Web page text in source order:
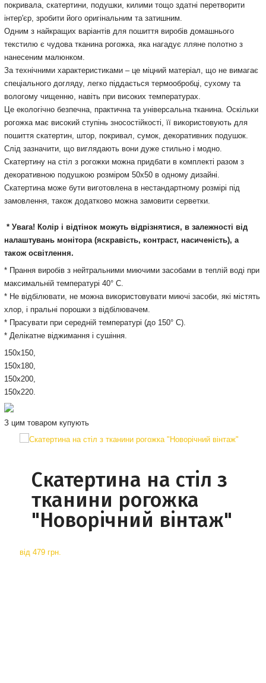
покривала, скатертини, подушки, килими тощо здатні перетворити
інтер'єр, зробити його оригінальним та затишним.
Одним з найкращих варіантів для пошиття виробів домашнього
текстилю є чудова тканина рогожка, яка нагадує лляне полотно з
нанесеним малюнком.
За технічними характеристиками – це міцний матеріал, що не вимагає
спеціального догляду, легко піддається термообробці, сухому та
вологому чищенню, навіть при високих температурах.
Це екологічно безпечна, практична та універсальна тканина. Оскільки
рогожка має високий ступінь зносостійкості, її використовують для
пошиття скатертин, штор, покривал, сумок, декоративних подушок.
Слід зазначити, що виглядають вони дуже стильно і модно.
Скатертину на стіл з рогожки можна придбати в комплекті разом з
декоративною подушкою розміром 50х50 в одному дизайні.
Скатертина може бути виготовлена в нестандартному розмірі під
замовлення, також додатково можна замовити серветки.
* Увага! Колір і відтінок можуть відрізнятися, в залежності від
налаштувань монітора (яскравість, контраст, насиченість), а
також освітлення.
* Прання виробів з нейтральними миючими засобами в теплій воді при
максимальній температурі 40° С.
* Не відбілювати, не можна використовувати миючі засоби, які містять
хлор, і пральні порошки з відбілювачем.
* Прасувати при середній температурі (до 150° С).
* Делікатне віджимання і сушіння.
150х150,
150х180,
150х200,
150х220.
З цим товаром купують
Скатертина на стіл з
тканини рогожка
"Новорічний вінтаж"
від 479 грн.